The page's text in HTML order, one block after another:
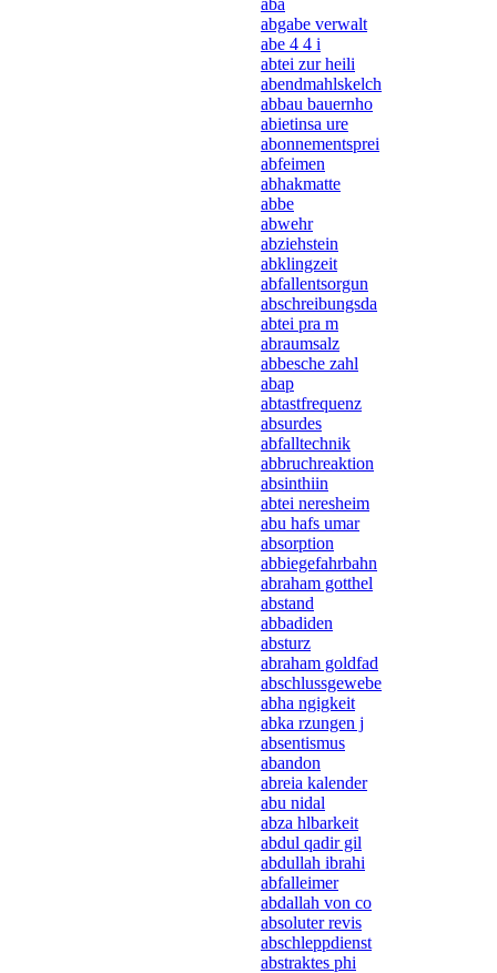
aba
abgabe verwalt
abe 4 4 i
abtei zur heili
abendmahlskelch
abbau bauernho
abietinsa ure
abonnementsprei
abfeimen
abhakmatte
abbe
abwehr
abziehstein
abklingzeit
abfallentsorgun
abschreibungsda
abtei pra m
abraumsalz
abbesche zahl
abap
abtastfrequenz
absurdes
abfalltechnik
abbruchreaktion
absinthiin
abtei neresheim
abu hafs umar
absorption
abbiegefahrbahn
abraham gotthel
abstand
abbadiden
absturz
abraham goldfad
abschlussgewebe
abha ngigkeit
abka rzungen j
absentismus
abandon
abreia kalender
abu nidal
abza hlbarkeit
abdul qadir gil
abdullah ibrahi
abfalleimer
abdallah von co
absoluter revis
abschleppdienst
abstraktes phi